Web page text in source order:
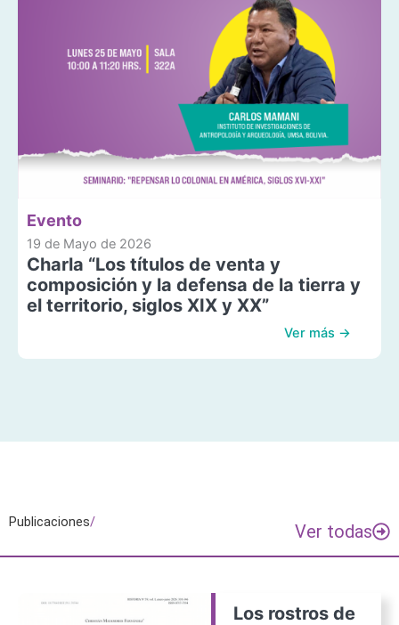
Evento
19 de Mayo de 2026
Charla “Los títulos de venta y
composición y la defensa de la tierra y
el territorio, siglos XIX y XX”
Ver más →
Publicaciones/ Ver todas
Los rostros de